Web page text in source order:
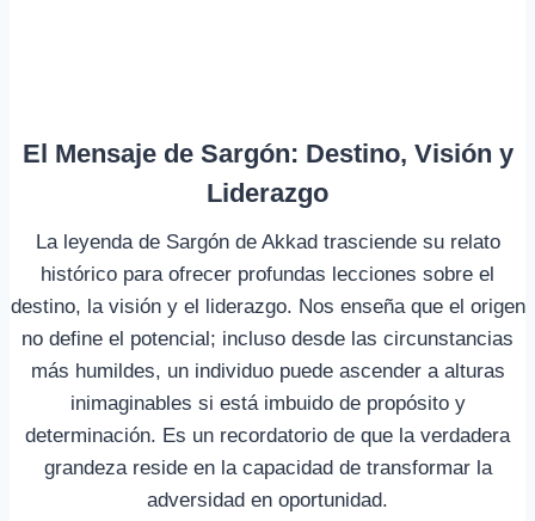
El Mensaje de Sargón: Destino, Visión y
Liderazgo
La leyenda de Sargón de Akkad trasciende su relato
histórico para ofrecer profundas lecciones sobre el
destino, la visión y el liderazgo. Nos enseña que el origen
no define el potencial; incluso desde las circunstancias
más humildes, un individuo puede ascender a alturas
inimaginables si está imbuido de propósito y
determinación. Es un recordatorio de que la verdadera
grandeza reside en la capacidad de transformar la
adversidad en oportunidad.